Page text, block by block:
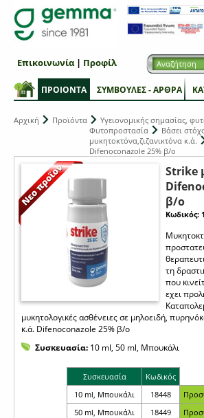
ΠΡΟΙΟΝΤΑ ΣΥΜΒΟΥΛΕΣ - ΑΡΘΡΑ
Επικοινωνία| Προφίλ
Αρχική Προϊόντα
Υγειονομικής σημασίας,
Φυτοπροστασία
Βάσει
μυκητοκτόνα,ζιζανικτόνα κ.ά.
Difenoconazole 25% β/ο
Strike
β/ο
Κωδικός:
τη
που
εχει
μυκητολογικές ασθένειες σε μηλοειδή,
κ.ά. Difenoconazole 25% β/ο
Συσκευασία: 10 ml, 50 ml, Μπουκάλι
Συσκευασία
Κωδικός
10 ml, Μπουκάλι
18448
50 ml, Μπουκάλι
18449